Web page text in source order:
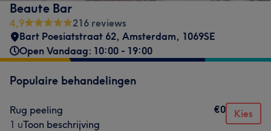
Beaute Bar
4,9
216 reviews
Bart Poesiatstraat 62, Amsterdam, 1069SE
Open Vandaag: 10:00 - 19:00
Populaire behandelingen
Rug peeling
1 uToon beschrijving
€0 Kies